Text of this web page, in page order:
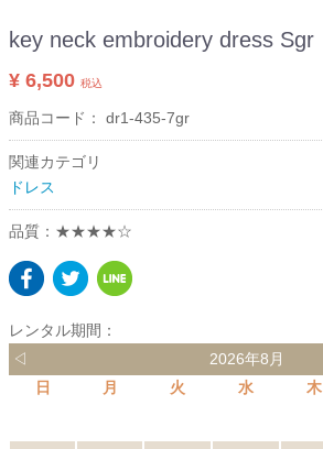
key neck embroidery dress Sgr
¥ 6,500 税込
商品コード： dr1-435-7gr
関連カテゴリ
ドレス
品質：★★★★☆
レンタル期間：
◁
2026年8月
日
月 火 水 木